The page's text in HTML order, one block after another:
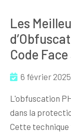
Les
Code
6 février 2025
L'obfuscation
dans la
Cette technique